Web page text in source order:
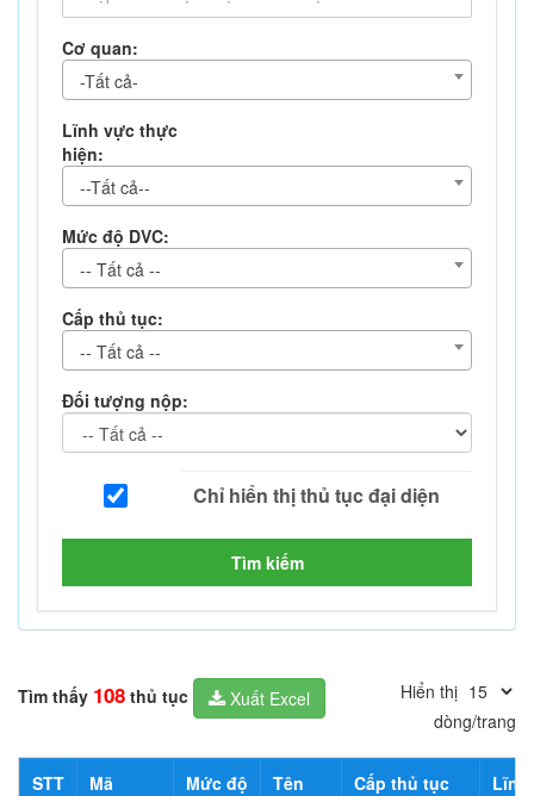
Cơ quan:
-Tất cả-
Lĩnh vực thực
hiện:
--Tất cả--
Mức độ DVC:
-- Tất cả --
Cấp thủ tục:
-- Tất cả --
Đối tượng nộp:
Tìm kiếm
Tìm thấy 108 thủ tục Xuất Excel
Hiển thị
dòng/trang
STT
Mã
Mức độ
Tên
Cấp thủ tục
Lĩnh